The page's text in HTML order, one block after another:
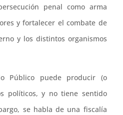
penal como arma
y fortalecer el combate de
y los distintos organismos
Público puede producir (o
políticos, y no tiene sentido
se habla de una fiscalía